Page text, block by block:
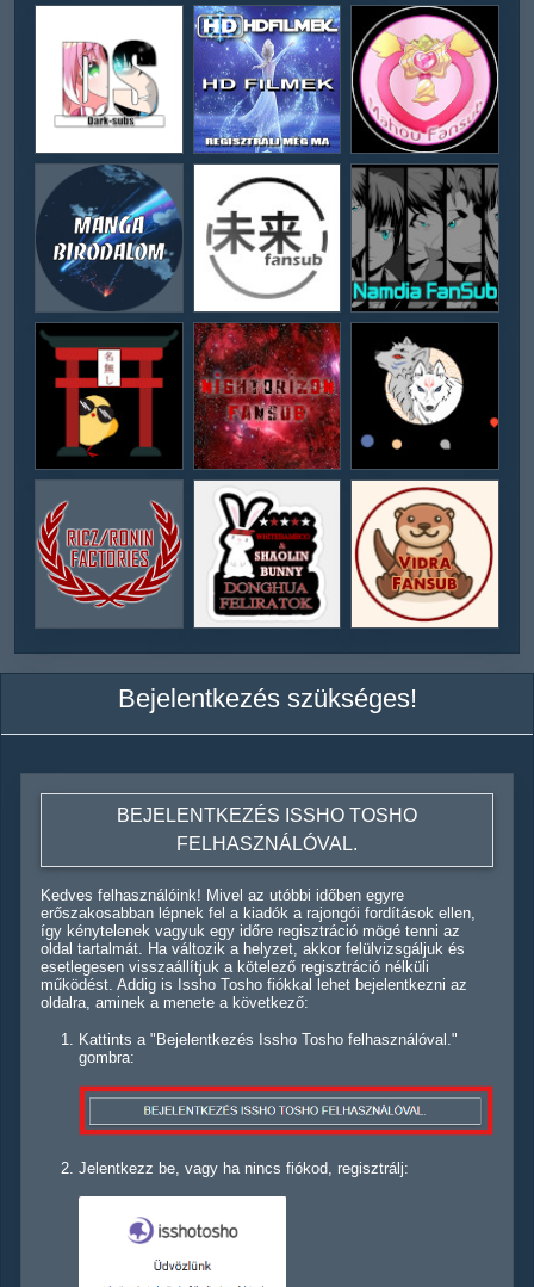
Bejelentkezés szükséges!
BEJELENTKEZÉS ISSHO TOSHO
FELHASZNÁLÓVAL.
Kedves felhasználóink! Mivel az utóbbi időben egyre
erőszakosabban lépnek fel a kiadók a rajongói fordítások ellen,
így kénytelenek vagyuk egy időre regisztráció mögé tenni az
oldal tartalmát. Ha változik a helyzet, akkor felülvizsgáljuk és
esetlegesen visszaállítjuk a kötelező regisztráció nélküli
működést. Addig is Issho Tosho fiókkal lehet bejelentkezni az
oldalra, aminek a menete a következő:
Kattints a "Bejelentkezés Issho Tosho felhasználóval."
gombra:
Jelentkezz be, vagy ha nincs fiókod, regisztrálj: